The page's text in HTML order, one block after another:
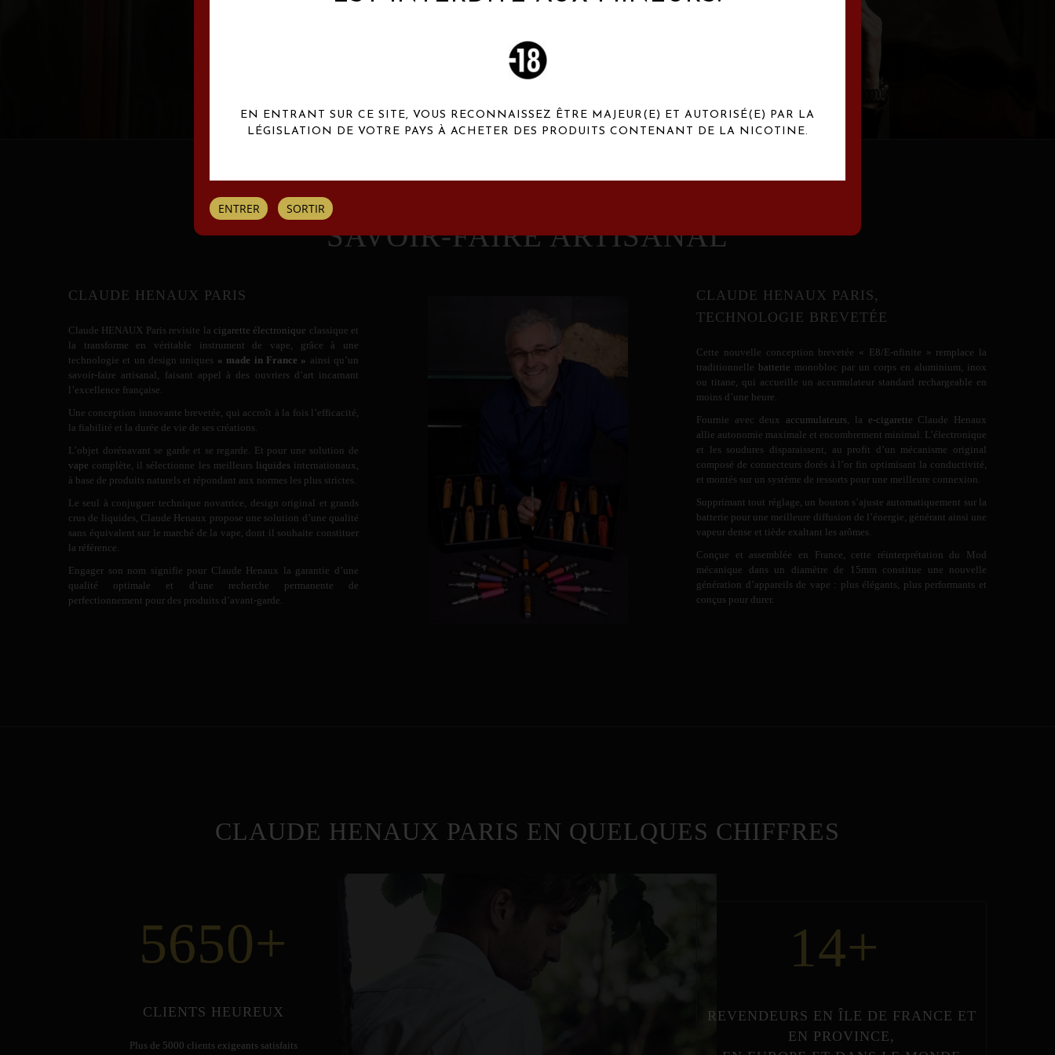
SAVOIR-FAIRE ARTISANAL
CLAUDE HENAUX PARIS
Claude HENAUX Paris revisite la cigarette électronique classique et
la transforme en véritable instrument de vape, grâce à une
technologie et un design uniques « made in France » ainsi qu’un
savoir-faire artisanal, faisant appel à des ouvriers d’art incarnant
l’excellence française.
Une conception innovante brevetée, qui accroît à la fois l’efficacité,
la fiabilité et la durée de vie de ses créations.
L’objet dorénavant se garde et se regarde. Et pour une solution de
vape complète, il sélectionne les meilleurs liquidesinternationaux,
à base de produits naturels et répondant aux normes les plus strictes.
Le seul à conjuguer technique novatrice, design original et grands
crus de liquides, Claude Henaux propose une solution d’une qualité
sans équivalent sur le marché de la vape, dont il souhaite constituer
la référence.
Engager son nom signifie pour Claude Henaux la garantie d’une
qualité optimale et d’une recherche permanente de
perfectionnement pour des produits d’avant-garde.
CLAUDE HENAUX PARIS,
TECHNOLOGIE BREVETÉE
Cette nouvelle conception brevetée « E8/E-nfinite » remplace la
traditionnelle batterie monobloc par un corps en aluminium, inox
ou titane, qui accueille un accumulateur standard rechargeable en
moins d’une heure.
Fournie avec deux accumulateurs , la e-cigarette Claude Henaux
allie autonomie maximale et encombrement minimal. L’électronique
et les soudures disparaissent, au profit d’un mécanisme original
composé de connecteurs dorés à l’or fin optimisant la conductivité,
et montés sur un système de ressorts pour une meilleure connexion.
Supprimant tout réglage, un bouton s’ajuste automatiquement sur la
batterie pour une meilleure diffusion de l’énergie, générant ainsi une
vapeur dense et tiède exaltant les arômes.
Conçue et assemblée en France, cette réinterprétation du Mod
mécanique dans un diamètre de 15mm constitue une nouvelle
génération d’appareils de vape : plus élégants, plus performants et
conçus pour durer.
CLAUDE HENAUX PARIS EN QUELQUES CHIFFRES
5650+
CLIENTS HEUREUX
Plus de 5000 clients exigeants satisfaits
14+
REVENDEURS EN ÎLE DE FRANCE ET
EN PROVINCE,
EN ENTRANT SUR CE SITE, VOUS RECONNAISSEZ ÊTRE MAJEUR(E) ET AUTORISÉ(E) PAR LA
LÉGISLATION DE VOTRE PAYS À ACHETER DES PRODUITS CONTENANT DE LA NICOTINE.
ENTRER SORTIR